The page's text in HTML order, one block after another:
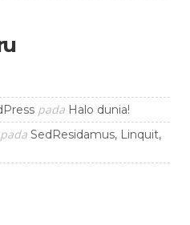
pada Halo dunia!
pada SedResidamus, Linquit,